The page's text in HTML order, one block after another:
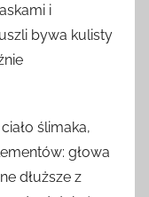
i
bywa kulisty
ślimaka,
głowa
dłuższe z